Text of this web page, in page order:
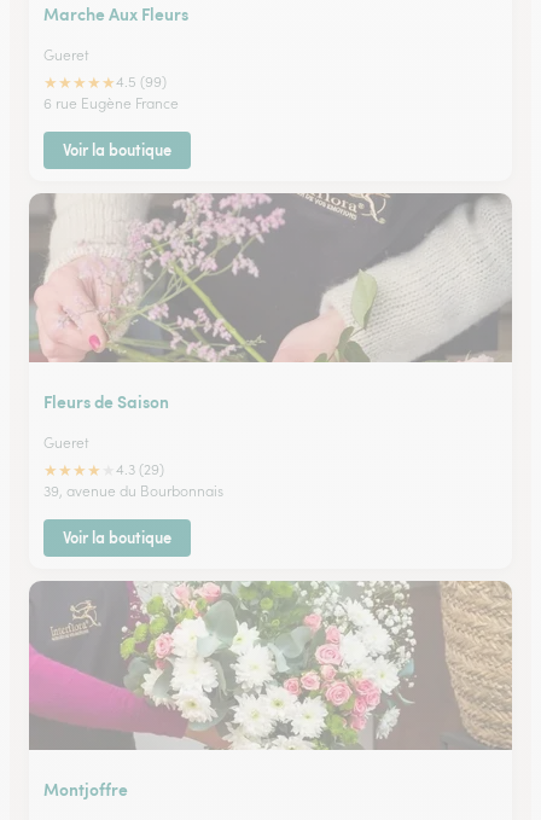
Marche Aux Fleurs
Gueret
★★★★★4.5 (99)
6 rue Eugène France
Voir la boutique
Fleurs de Saison
Gueret
★★★★
4.3 (29)
39, avenue du Bourbonnais
Voir la boutique
Montjoffre